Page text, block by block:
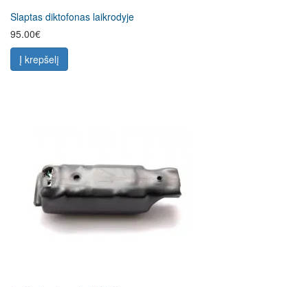
Slaptas diktofonas laikrodyje
95.00€
Į krepšelį